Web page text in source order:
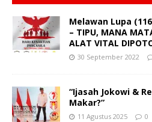
Melawan Lupa
– TIPU, MANA
ALAT VITAL
30 September 2022
“Ijasah Jokowi &
Makar?”
11 Agustus 2025 0